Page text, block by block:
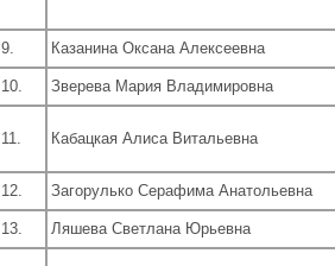
9. Казанина Оксана Алексеевна
10. Зверева Мария Владимировна
11. Кабацкая Алиса Витальевна
12. Загорулько Серафима Анатольевна
13. Ляшева Светлана Юрьевна